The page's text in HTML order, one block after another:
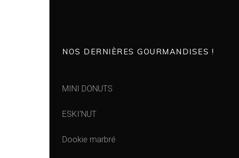
NOS DERNIÈRES GOURMANDISES !
MINI DONUTS
ESKI’NUT
Dookie marbré